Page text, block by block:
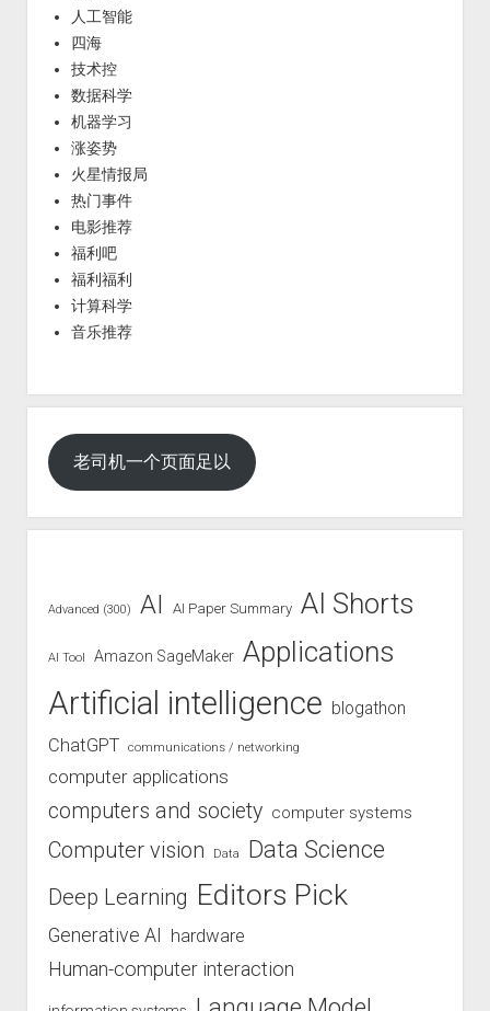
人工智能
四海
技术控
数据科学
机器学习
涨姿势
火星情报局
热门事件
电影推荐
福利吧
福利福利
计算科学
音乐推荐
老司机一个页面足以
Advanced (300) AI AI Paper Summary AI Shorts
AI Tool Amazon SageMaker Applications
Artificial intelligence blogathon
ChatGPT communications / networking
computer applications
computers and society computer systems
Computer vision Data Data Science
Deep Learning Editors Pick
Generative AI hardware
Human-computer interaction